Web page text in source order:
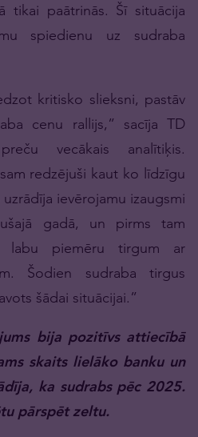
tikai paātrinās. Šī situācija
spiedienu uz sudraba
kritisko slieksni, pastāv
cenu rallijs,” sacīja TD
vecākais analītiķis.
redzējuši kaut ko līdzīgu
ievērojamu izaugsmi
gadā, un pirms tam
labu piemēru tirgum ar
Šodien sudraba tirgus
šādai situācijai.”
bija pozitīvs attiecībā
skaits lielāko banku un
ka sudrabs pēc 2025.
pārspēt zeltu.